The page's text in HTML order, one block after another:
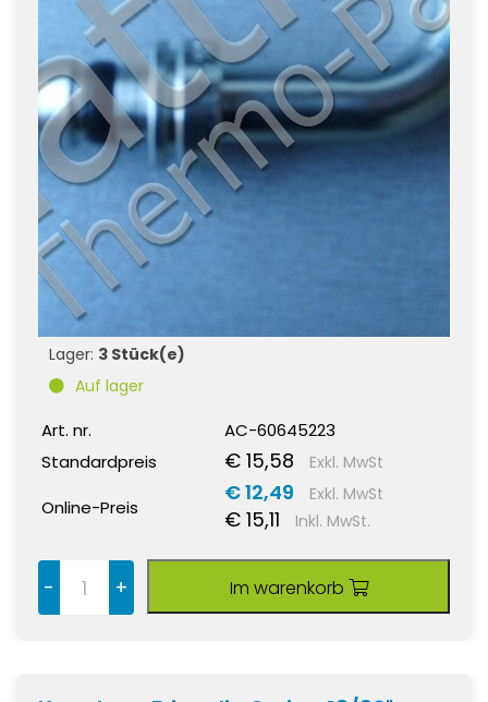
Lager: 3 Stück(e)
Auf lager
Art. nr.
AC-60645223
Standardpreis
€ 15,58 Exkl. MwSt
Online-Preis
€ 12,49 Exkl. MwSt
€ 15,11 Inkl. MwSt.
- + Im warenkorb